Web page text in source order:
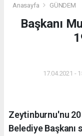
Anasayfa GÜNDEM
Başkanı
17.04.2021 -
Zeytinburnu'nu 20
Belediye Başkanı